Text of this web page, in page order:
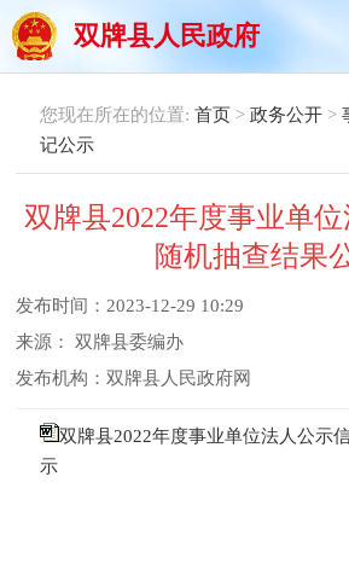
双牌县人民政府
您现在所在的位置: 首页 > 政务公开 >
记公示
双牌县2022年度事业单
随机抽查结果
发布时间： 2023-12-29 10:29
来源： 双牌县委编办
发布机构： 双牌县人民政府网
双牌县2022年度事业单位法人公示
示